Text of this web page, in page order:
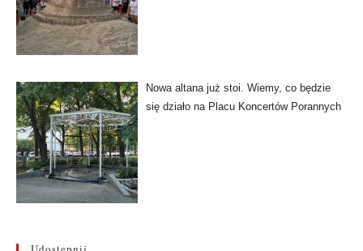
Nowa altana już stoi. Wiemy, co będzie
się działo na Placu Koncertów Porannych